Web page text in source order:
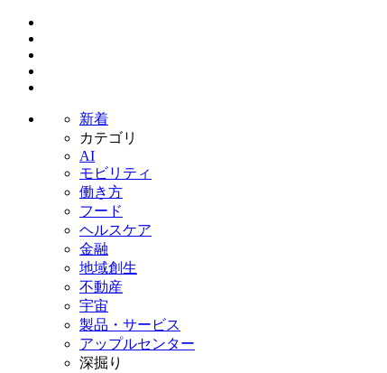
新着
カテゴリ
AI
モビリティ
働き方
フード
ヘルスケア
金融
地域創生
不動産
宇宙
製品・サービス
アップルセンター
深掘り